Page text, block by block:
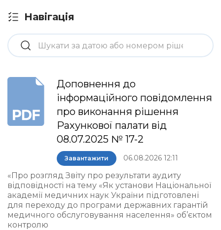
Навігація
Доповнення до
інформаційного повідомлення
про виконання рішення
Рахункової палати від
08.07.2025 № 17-2
Завантажити 06.08.2026 12:11
«Про розгляд Звіту про результати аудиту
відповідності на тему «Як установи Національної
академії медичних наук України підготовлені
для переходу до програми державних гарантій
медичного обслуговування населення» об’єктом
контролю